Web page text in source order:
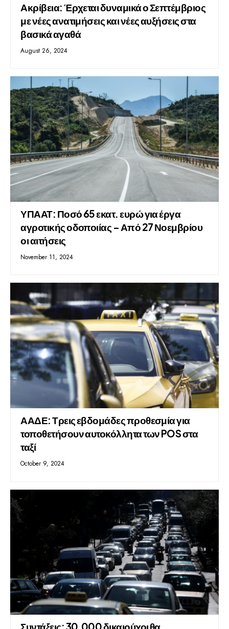
Ακρίβεια: Έρχεται δυναμικά ο Σεπτέμβριος
με νέες ανατιμήσεις και νέες αυξήσεις στα
βασικά αγαθά
August 26, 2024
ΥΠΑΑΤ: Ποσό 65 εκατ. ευρώ για έργα
αγροτικής οδοποιίας – Από 27 Νοεμβρίου
οι αιτήσεις
November 11, 2024
ΑΑΔΕ: Τρεις εβδομάδες προθεσμία για
τοποθετήσουν αυτοκόλλητα των POS στα
ταξί
October 9, 2024